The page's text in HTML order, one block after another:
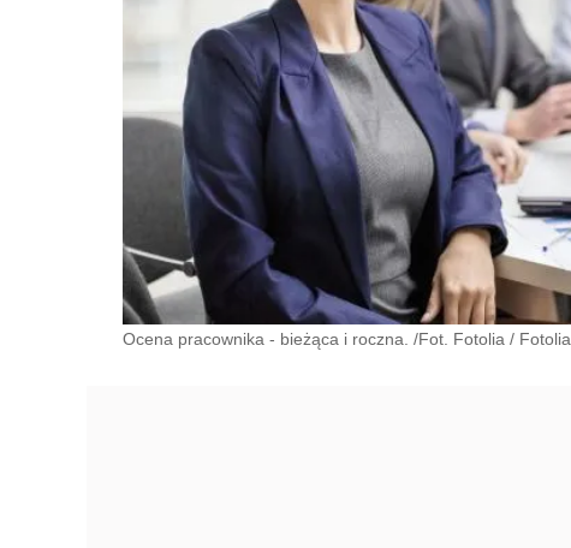
Ocena pracownika - bieżąca i roczna. /Fot. Fotolia / Fotolia